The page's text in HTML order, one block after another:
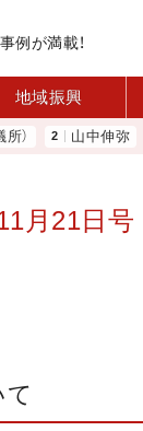
例が満載！
地域振興
山中伸弥
月21日号